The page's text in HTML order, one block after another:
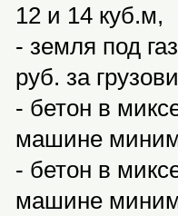
12 и 14 куб.м,
- земля под
руб. за
- бетон в
машине
- бетон в
машине